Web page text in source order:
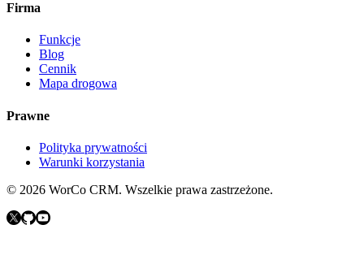
Firma
Funkcje
Blog
Cennik
Mapa drogowa
Prawne
Polityka prywatności
Warunki korzystania
© 2026 WorCo CRM. Wszelkie prawa zastrzeżone.